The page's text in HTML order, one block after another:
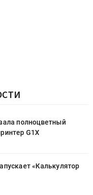
полноцветный
G1X
«Калькулятор